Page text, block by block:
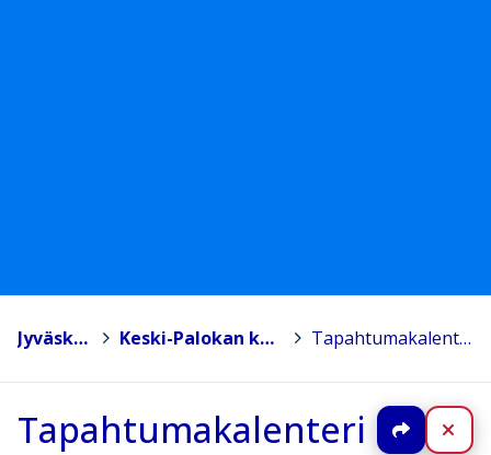
Jyväskylä > Keski-Palokan koulu > Tapahtumakalenteri
Tapahtumakalenteri Jaa